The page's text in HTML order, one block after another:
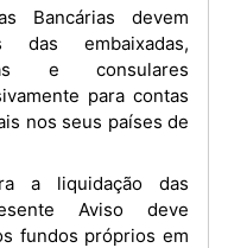
das embaixadas,
e consulares
para contas
nos seus países de
Aviso deve
fundos próprios em